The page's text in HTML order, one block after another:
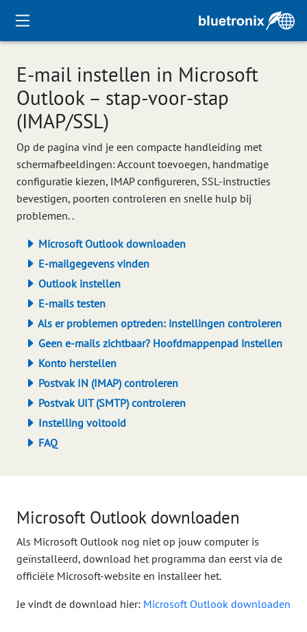
E-mail instellen in Microsoft
Outlook – stap-voor-stap
(IMAP/SSL)
Op de pagina vind je een compacte handleiding met
schermafbeeldingen: Account toevoegen, handmatige
configuratie kiezen, IMAP configureren, SSL-instructies
bevestigen, poorten controleren en snelle hulp bij
problemen. .
Microsoft Outlook downloaden
E-mailgegevens vinden
Outlook instellen
E-mails testen
Als er problemen optreden: instellingen controleren
Geen e-mails zichtbaar? Hoofdmappenpad instellen
Konto herstellen
Postvak IN (IMAP) controleren
Postvak UIT (SMTP) controleren
Instelling voltooid
FAQ
Microsoft Outlook downloaden
Als Microsoft Outlook nog niet op jouw computer is
geïnstalleerd, download het programma dan eerst via de
officiële Microsoft-website en installeer het.
Je vindt de download hier: Microsoft Outlook downloaden